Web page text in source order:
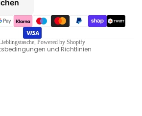
, Powered by Shopify
und Richtlinien